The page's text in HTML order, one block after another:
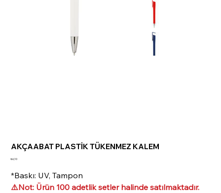
AKÇAABAT PLASTİK TÜKENMEZ KALEM
Fiyat
₺6,10
*Baskı: UV, Tampon
⚠️Not: Ürün 100 adetlik setler halinde satılmaktadır.